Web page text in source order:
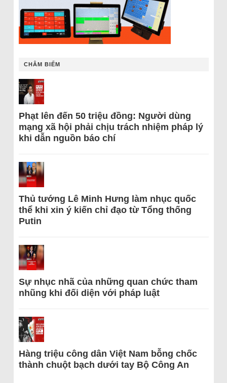
CHÂM BIẾM
Phạt lên đến 50 triệu đồng: Người dùng
mạng xã hội phải chịu trách nhiệm pháp lý
khi dẫn nguồn báo chí
Thủ tướng Lê Minh Hưng làm nhục quốc
thể khi xin ý kiến chỉ đạo từ Tổng thống
Putin
Sự nhục nhã của những quan chức tham
nhũng khi đối diện với pháp luật
Hàng triệu công dân Việt Nam bỗng chốc
thành chuột bạch dưới tay Bộ Công An